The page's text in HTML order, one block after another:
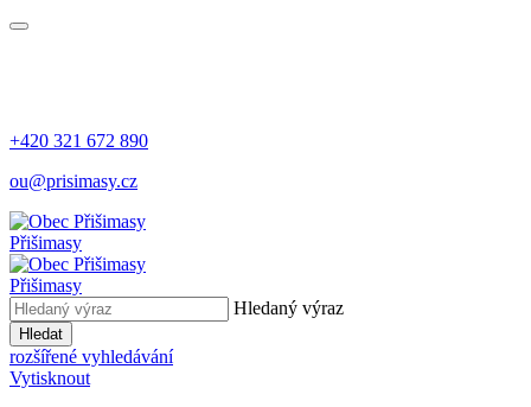
+420 321 672 890
ou@prisimasy.cz
Přišimasy
Přišimasy
Hledaný výraz
Hledat
rozšířené vyhledávání
Vytisknout